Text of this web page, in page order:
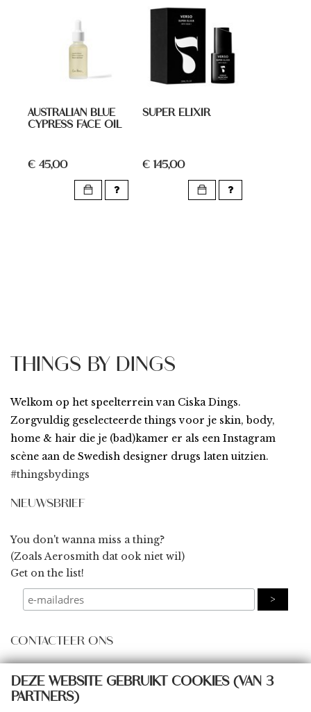
AUSTRALIAN BLUE
CYPRESS FACE OIL
€ 45,00
SUPER ELIXIR
€ 145,00
DEZE WEBSITE GEBRUIKT COOKIES (VAN 3
PARTNERS)
THINGS BY DINGS
Welkom op het speelterrein van Ciska Dings.
Zorgvuldig geselecteerde things voor je skin, body,
home & hair die je (bad)kamer er als een Instagram
scène aan de Swedish designer drugs laten uitzien.
#thingsbydings
NIEUWSBRIEF
You don't wanna miss a thing?
(Zoals Aerosmith dat ook niet wil)
Get on the list!
CONTACTEER ONS
some@thingsbydings.com
@thingsbydings